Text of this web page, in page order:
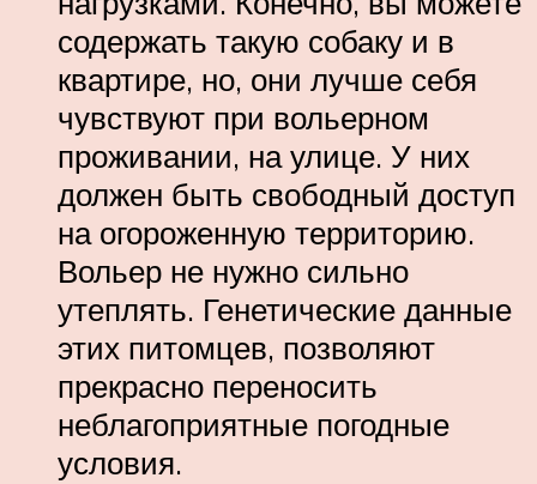
содержать такую собаку и в
квартире, но, они лучше себя
чувствуют при вольерном
проживании, на улице. У них
должен быть свободный доступ
на огороженную территорию.
Вольер не нужно сильно
утеплять. Генетические данные
этих питомцев, позволяют
прекрасно переносить
неблагоприятные погодные
условия.